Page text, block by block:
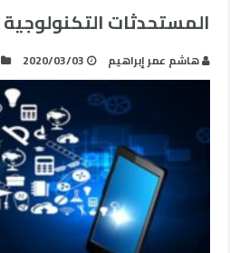
المستحدثات
هاشم عمر إبراهيم 2020/03/03